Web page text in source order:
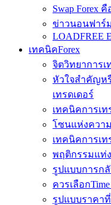
Swap Forex
ข่าวนอนฟาร์ม
LOADFREE
เทคนิคForex
จิตวิทยาการเ
หัวใจสำคัญห
เทรดเดอร์
เทคนิคการเท
โซนแห่งควา
เทคนิคการเท
พฤติกรรมแท่ง
รูปแบบการก
ควรเลือก
รูปแบบราคาที่